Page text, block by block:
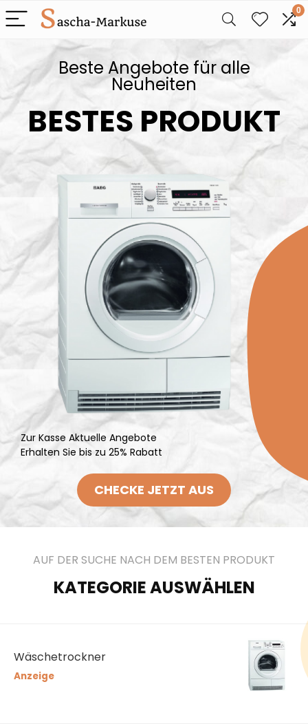
0
Beste Angebote für alle
Neuheiten
BESTES PRODUKT
Zur Kasse Aktuelle Angebote
Erhalten Sie bis zu 25% Rabatt
CHECKE JETZT AUS
AUF DER SUCHE NACH DEM BESTEN PRODUKT
KATEGORIE AUSWÄHLEN
Wäschetrockner
Anzeige